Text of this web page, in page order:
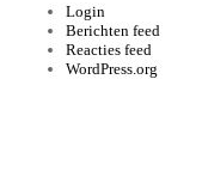
Login
Berichten feed
Reacties feed
WordPress.org